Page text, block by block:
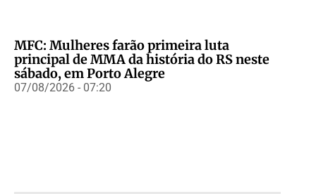
MFC: Mulheres farão primeira luta
principal de MMA da história do RS neste
sábado, em Porto Alegre
07/08/2026 - 07:20